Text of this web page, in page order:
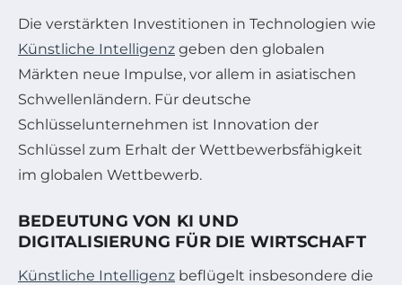
Die verstärkten Investitionen in Technologien wie
Künstliche Intelligenz geben den globalen
Märkten neue Impulse, vor allem in asiatischen
Schwellenländern. Für deutsche
Schlüsselunternehmen ist Innovation der
Schlüssel zum Erhalt der Wettbewerbsfähigkeit
im globalen Wettbewerb.
BEDEUTUNG VON KI UND
DIGITALISIERUNG FÜR DIE WIRTSCHAFT
Künstliche Intelligenz beflügelt insbesondere die